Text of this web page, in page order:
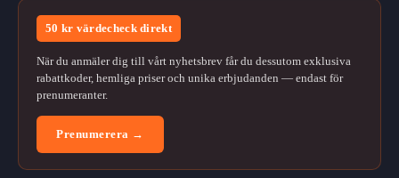
50 kr värdecheck direkt
När du anmäler dig till vårt nyhetsbrev får du dessutom exklusiva
rabattkoder, hemliga priser och unika erbjudanden — endast för
prenumeranter.
Prenumerera →